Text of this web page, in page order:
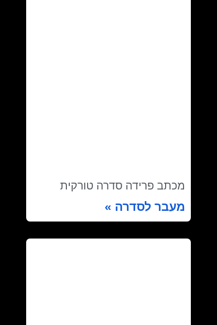
מכתב פרידה סדרה טורקית
מעבר לסדרה »